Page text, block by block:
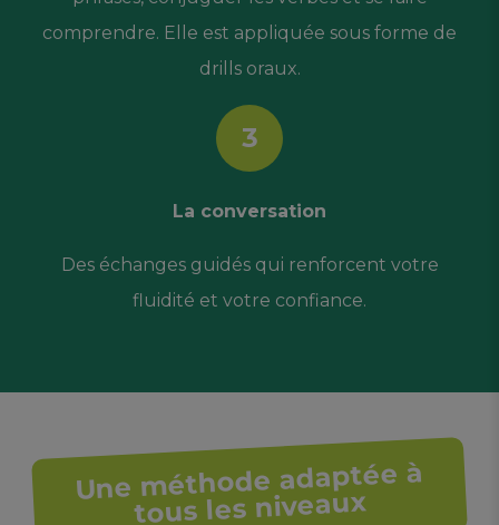
comprendre. Elle est appliquée sous forme de
drills oraux.
3
La conversation
Des échanges guidés qui renforcent votre
fluidité et votre confiance.
Une méthode adaptée à
tous les niveaux